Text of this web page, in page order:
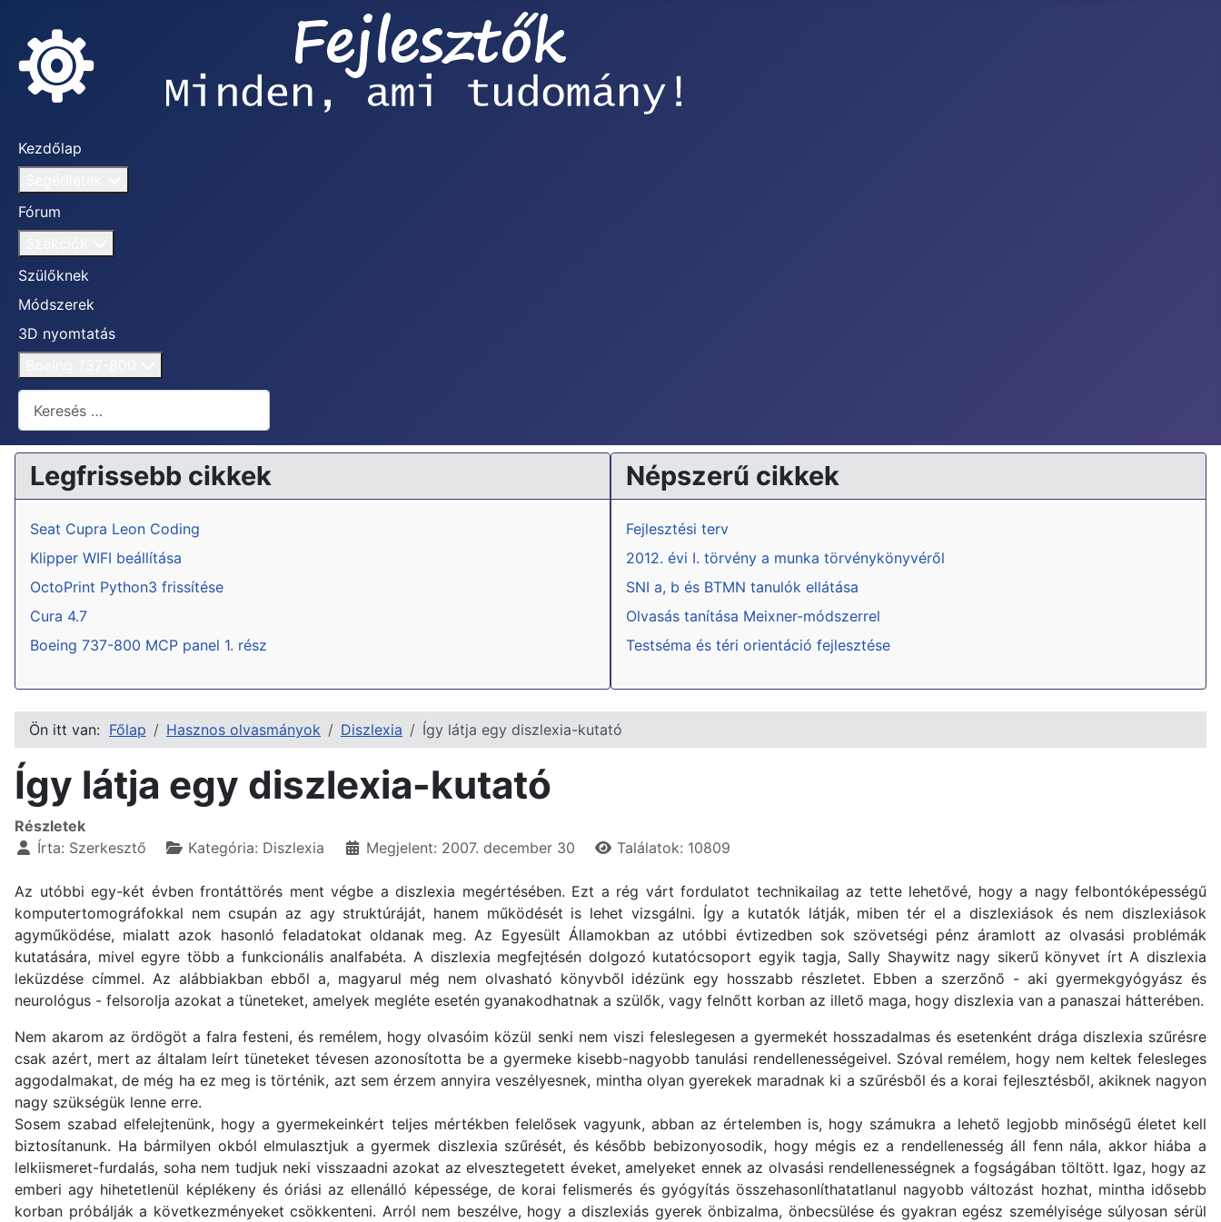
Kezdőlap
Fórum
Szülőknek
Módszerek
3D nyomtatás
Keresés...
Legfrissebb cikkek
Seat Cupra Leon Coding
Klipper WIFI beállítása
OctoPrint Python3 frissítése
Cura 4.7
Boeing 737-800 MCP panel 1. rész
Népszerű cikkek
Fejlesztési terv
2012. évi I. törvény a munka törvénykönyvéről
SNI a, b és BTMN tanulók ellátása
Olvasás tanítása Meixner-módszerrel
Testséma és téri orientáció fejlesztése
Ön itt van: Főlap Hasznos olvasmányok Diszlexia Így látja egy diszlexia-kutató
Így látja egy diszlexia-kutató
Részletek
Írta: Szerkesztő Kategória: Diszlexia Megjelent: 2007. december 30 Találatok: 10809
Az utóbbi egy-két évben frontáttörés ment végbe a diszlexia megértésében. Ezt a rég várt fordulatot technikailag az tette lehetővé, hogy a nagy felbontóképességű
komputertomográfokkal nem csupán az agy struktúráját, hanem működését is lehet vizsgálni. Így a kutatók látják, miben tér el a diszlexiások és nem diszlexiások
agyműködése, mialatt azok hasonló feladatokat oldanak meg. Az Egyesült Államokban az utóbbi évtizedben sok szövetségi pénz áramlott az olvasási problémák
kutatására, mivel egyre több a funkcionális analfabéta. A diszlexia megfejtésén dolgozó kutatócsoport egyik tagja, Sally Shaywitz nagy sikerű könyvet írt A diszlexia
leküzdése címmel. Az alábbiakban ebből a, magyarul még nem olvasható könyvből idézünk egy hosszabb részletet. Ebben a szerzőnő - aki gyermekgyógyász és
neurológus - felsorolja azokat a tüneteket, amelyek megléte esetén gyanakodhatnak a szülők, vagy felnőtt korban az illető maga, hogy diszlexia van a panaszai hátterében.
Nem akarom az ördögöt a falra festeni, és remélem, hogy olvasóim közül senki nem viszi feleslegesen a gyermekét hosszadalmas és esetenként drága diszlexia szűrésre
csak azért, mert az általam leírt tüneteket tévesen azonosította be a gyermeke kisebb-nagyobb tanulási rendellenességeivel. Szóval remélem, hogy nem keltek felesleges
aggodalmakat, de még ha ez meg is történik, azt sem érzem annyira veszélyesnek, mintha olyan gyerekek maradnak ki a szűrésből és a korai fejlesztésből, akiknek nagyon
nagy szükségük lenne erre.
Sosem szabad elfelejtenünk, hogy a gyermekeinkért teljes mértékben felelősek vagyunk, abban az értelemben is, hogy számukra a lehető legjobb minőségű életet kell
biztosítanunk. Ha bármilyen okból elmulasztjuk a gyermek diszlexia szűrését, és később bebizonyosodik, hogy mégis ez a rendellenesség áll fenn nála, akkor hiába a
lelkiismeret-furdalás, soha nem tudjuk neki visszaadni azokat az elvesztegetett éveket, amelyeket ennek az olvasási rendellenességnek a fogságában töltött. Igaz, hogy az
emberi agy hihetetlenül képlékeny és óriási az ellenálló képessége, de korai felismerés és gyógyítás összehasonlíthatatlanul nagyobb változást hozhat, mintha idősebb
korban próbálják a következményeket csökkenteni. Arról nem beszélve, hogy a diszlexiás gyerek önbizalma, önbecsülése és gyakran egész személyisége súlyosan sérül